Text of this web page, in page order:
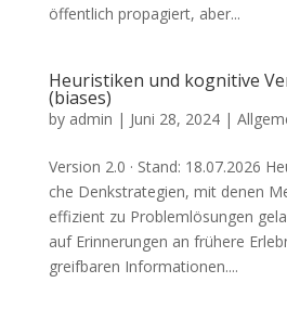
öffent­lich pro­pa­giert, aber...
Heuristiken und kognitive
(biases)
by admin | Juni 28, 2024|
Ver­si­on 2.0 · Stand: 18.07.2026
che Denk­stra­te­gien, mit denen
effi­zi­ent zu Pro­blem­lö­sun­gen
auf Erin­ne­run­gen an frü­he­re
greif­ba­ren Infor­ma­tio­nen....